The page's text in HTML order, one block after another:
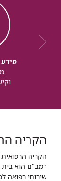
הקריה
הקריה הרפואית